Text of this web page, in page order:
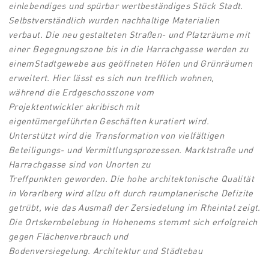
einlebendiges und spürbar wertbeständiges Stück Stadt.
Selbstverständlich wurden nachhaltige Materialien
verbaut. Die neu gestalteten Straßen- und Platzräume mit
einer Begegnungszone bis in die Harrachgasse werden zu
einemStadtgewebe aus geöffneten Höfen und Grünräumen
erweitert. Hier lässt es sich nun trefflich wohnen,
während die Erdgeschosszone vom
Projektentwickler akribisch mit
eigentümergeführten Geschäften kuratiert wird.
Unterstützt wird die Transformation von vielfältigen
Beteiligungs- und Vermittlungsprozessen. Marktstraße und
Harrachgasse sind von Unorten zu
Treffpunkten geworden. Die hohe architektonische Qualität
in Vorarlberg wird allzu oft durch raumplanerische Defizite
getrübt, wie dasAusmaß der Zersiedelung im Rheintal zeigt.
Die Ortskernbelebung in Hohenems stemmt sich erfolgreich
gegen Flächenverbrauch und
Bodenversiegelung. Architektur und Städtebau